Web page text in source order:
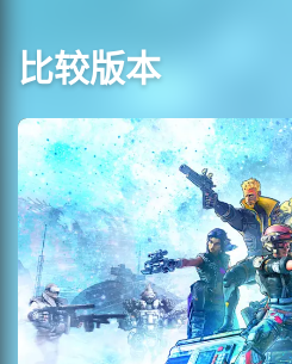
比较版本